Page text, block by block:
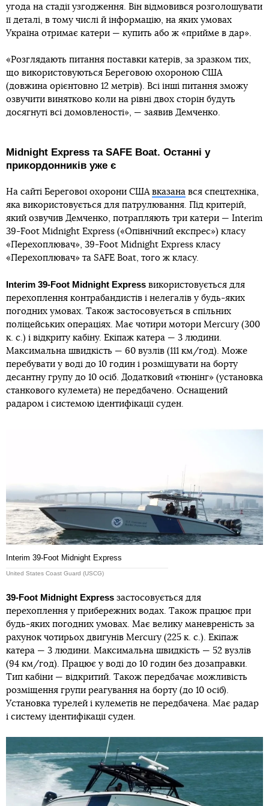
угода на стадії узгодження. Він відмовився розголошувати
її деталі, в тому числі й інформацію, на яких умовах
Україна отримає катери — купить або ж «прийме в дар».
«Розглядають питання поставки катерів, за зразком тих,
що використовуються Береговою охороною США
(довжина орієнтовно 12 метрів). Всі інші питання зможу
озвучити винятково коли на рівні двох сторін будуть
досягнуті всі домовленості», — заявив Демченко.
Midnight Express та SAFE Boat. Останні у
прикордонників уже є
На сайті Берегової охорони США вказана вся спецтехніка,
яка використовується для патрулювання. Під критерій,
який озвучив Демченко, потрапляють три катери — Interim
39-Foot Midnight Express («Опівнічний експрес») класу
«Перехоплювач», 39-Foot Midnight Express класу
«Перехоплювач» та SAFE Boat, того ж класу.
Interim 39-Foot Midnight Express використовується для
перехоплення контрабандистів і нелегалів у будь-яких
погодних умовах. Також застосовується в спільних
поліцейських операціях. Має чотири мотори Mercury (300
к. с.) і відкриту кабіну. Екіпаж катера — 3 людини.
Максимальна швидкість — 60 вузлів (111 км/год). Може
перебувати у воді до 10 годин і розміщувати на борту
десантну групу до 10 осіб. Додатковий «тюнінг» (установка
станкового кулемета) не передбачено. Оснащений
радаром і системою ідентифікації суден.
Interim 39-Foot Midnight Express
United States Coast Guard (USCG)
39-Foot Midnight Express застосовується для
перехоплення у прибережних водах. Також працює при
будь-яких погодних умовах. Має велику маневреність за
рахунок чотирьох двигунів Mercury (225 к. с.). Екіпаж
катера — 3 людини. Максимальна швидкість — 52 вузлів
(94 км/год). Працює у воді до 10 годин без дозаправки.
Тип кабіни — відкритий. Також передбачає можливість
розміщення групи реагування на борту (до 10 осіб).
Установка турелей і кулеметів не передбачена. Має радар
і систему ідентифікації суден.